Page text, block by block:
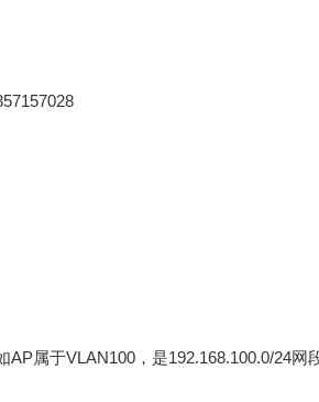
于VLAN100，是192.168.100.0/24网